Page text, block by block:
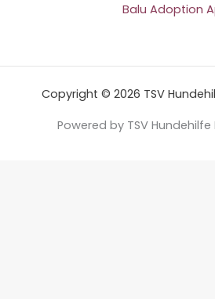
Balu Adoption
Copyright © 2026 TSV
Powered by TSV Hundehilfe